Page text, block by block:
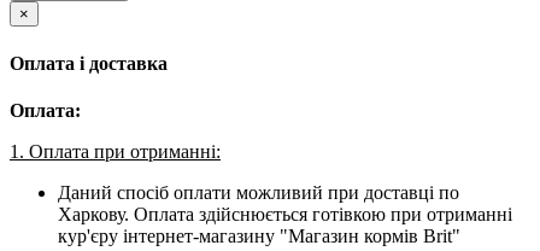
×
Оплата і доставка
Оплата:
1. Оплата при отриманні:
Даний спосіб оплати можливий при доставці по
Харкову. Оплата здійснюється готівкою при отриманні
кур'єру інтернет-магазину "Магазин кормів Brit"